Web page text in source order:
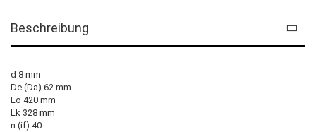
Beschreibung
d 8 mm
De (Da) 62 mm
Lo 420 mm
Lk 328 mm
n (if) 40